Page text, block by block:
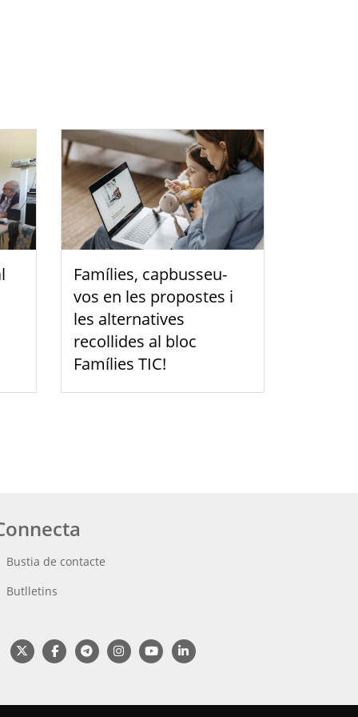
Famílies, capbusseu-
vos en les propostes i
les alternatives
recollides al bloc
Famílies TIC!
Bustia de contacte
Butlletins